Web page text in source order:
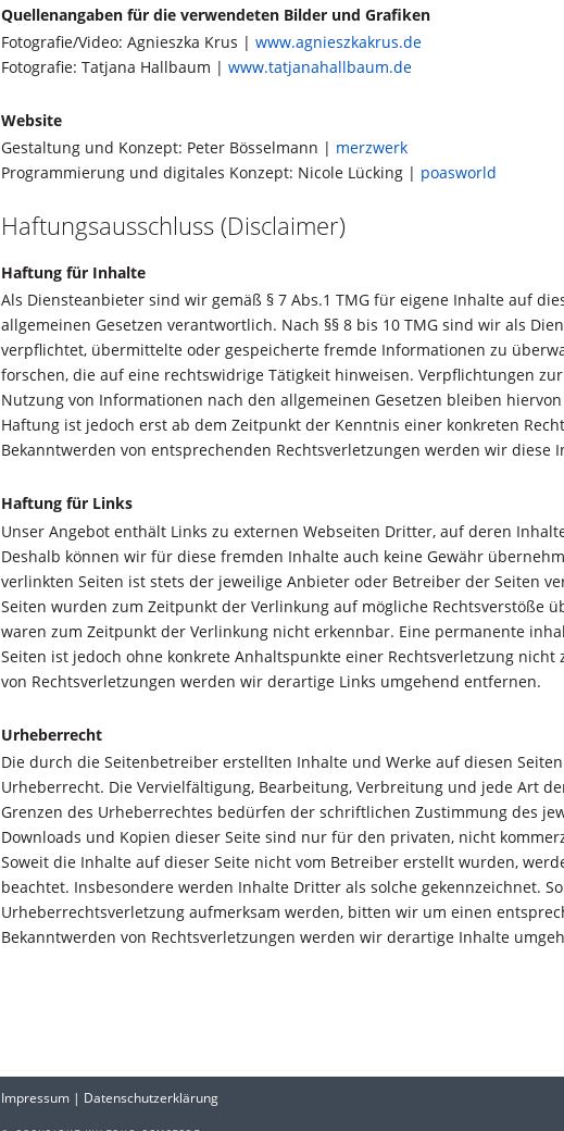
Quellenangaben für die verwendeten Bilder und Grafiken
Fotografie/Video: Agnieszka Krus |www.agnieszkakrus.de
Fotografie: Tatjana Hallbaum |www.tatjanahallbaum.de
Website
Gestaltung und Konzept: Peter Bösselmann | merzwerk
Programmierung und digitales Konzept: Nicole Lücking | poasworld
Haftungsausschluss (Disclaimer)
Haftung für Inhalte
Als Diensteanbieter sind wir gemäß § 7 Abs.1 TMG für eigene Inhalte auf
allgemeinen Gesetzen verantwortlich. Nach §§ 8 bis 10 TMG sind wir als
verpflichtet, übermittelte oder gespeicherte fremde Informationen zu
forschen, die auf eine rechtswidrige Tätigkeit hinweisen. Verpflichtungen
Nutzung von Informationen nach den allgemeinen Gesetzen bleiben
Haftung ist jedoch erst ab dem Zeitpunkt der Kenntnis einer konkreten
Bekanntwerden von entsprechenden Rechtsverletzungen werden wir diese
Haftung für Links
Unser Angebot enthält Links zu externen Webseiten Dritter, auf deren
Deshalb können wir für diese fremden Inhalte auch keine Gewähr
verlinkten Seiten ist stets der jeweilige Anbieter oder Betreiber der Seiten
Seiten wurden zum Zeitpunkt der Verlinkung auf mögliche Rechtsverstöße
waren zum Zeitpunkt der Verlinkung nicht erkennbar. Eine permanente
Seiten ist jedoch ohne konkrete Anhaltspunkte einer Rechtsverletzung nicht
von Rechtsverletzungen werden wir derartige Links umgehend entfernen.
Urheberrecht
Die durch die Seitenbetreiber erstellten Inhalte und Werke auf diesen
Urheberrecht. Die Vervielfältigung, Bearbeitung, Verbreitung und jede Art
Grenzen des Urheberrechtes bedürfen der schriftlichen Zustimmung des
Downloads und Kopien dieser Seite sind nur für den privaten, nicht
Soweit die Inhalte auf dieser Seite nicht vom Betreiber erstellt wurden,
beachtet. Insbesondere werden Inhalte Dritter als solche gekennzeichnet.
Urheberrechtsverletzung aufmerksam werden, bitten wir um einen
Bekanntwerden von Rechtsverletzungen werden wir derartige Inhalte
Impressum | Datenschutzerklärung